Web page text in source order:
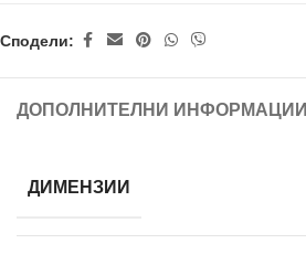
Сподели:
ДОПОЛНИТЕЛНИ ИНФОРМАЦИИ
ДИМЕНЗИИ